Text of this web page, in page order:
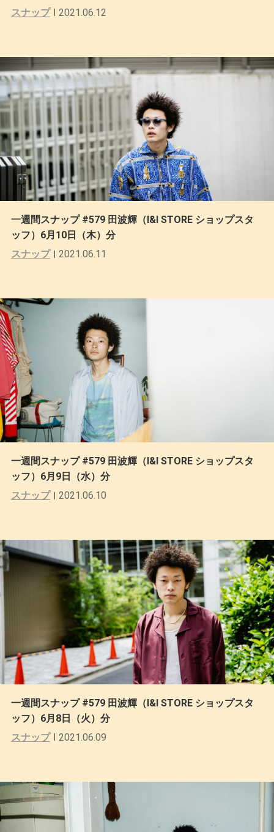
スナップ
2021.06.12
一週間スナップ #579 田波輝（I&I STORE ショップスタ
ッフ）6月10日（木）分
スナップ
2021.06.11
一週間スナップ #579 田波輝（I&I STORE ショップスタ
ッフ）6月9日（水）分
スナップ
2021.06.10
一週間スナップ #579 田波輝（I&I STORE ショップスタ
ッフ）6月8日（火）分
スナップ
2021.06.09